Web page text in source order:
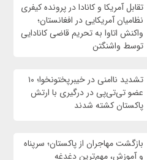
تقابل آمریکا و کانادا در پرونده کیفری
نظامیان آمریکایی در افغانستان؛
واکنش اتاوا به تحریم قاضی کانادایی
توسط واشنگتن
تشدید ناامنی در خیبرپختونخوا؛ ۱۰
عضو تی‌تی‌پی در درگیری با ارتش
پاکستان کشته شدند
بازگشت مهاجران از پاکستان؛ سرپناه
و آموزش، مهم‌ترین دغدغه